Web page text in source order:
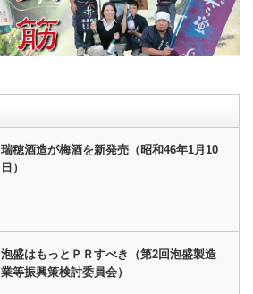
瑞穂酒造が梅酒を新発売（昭和46年1月10
日）
泡盛はもっとＰＲすべき（第2回泡盛製造
業等振興策検討委員会）